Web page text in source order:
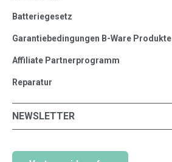
Batteriegesetz
Garantiebedingungen B-Ware Produkte
Affiliate Partnerprogramm
Reparatur
NEWSLETTER